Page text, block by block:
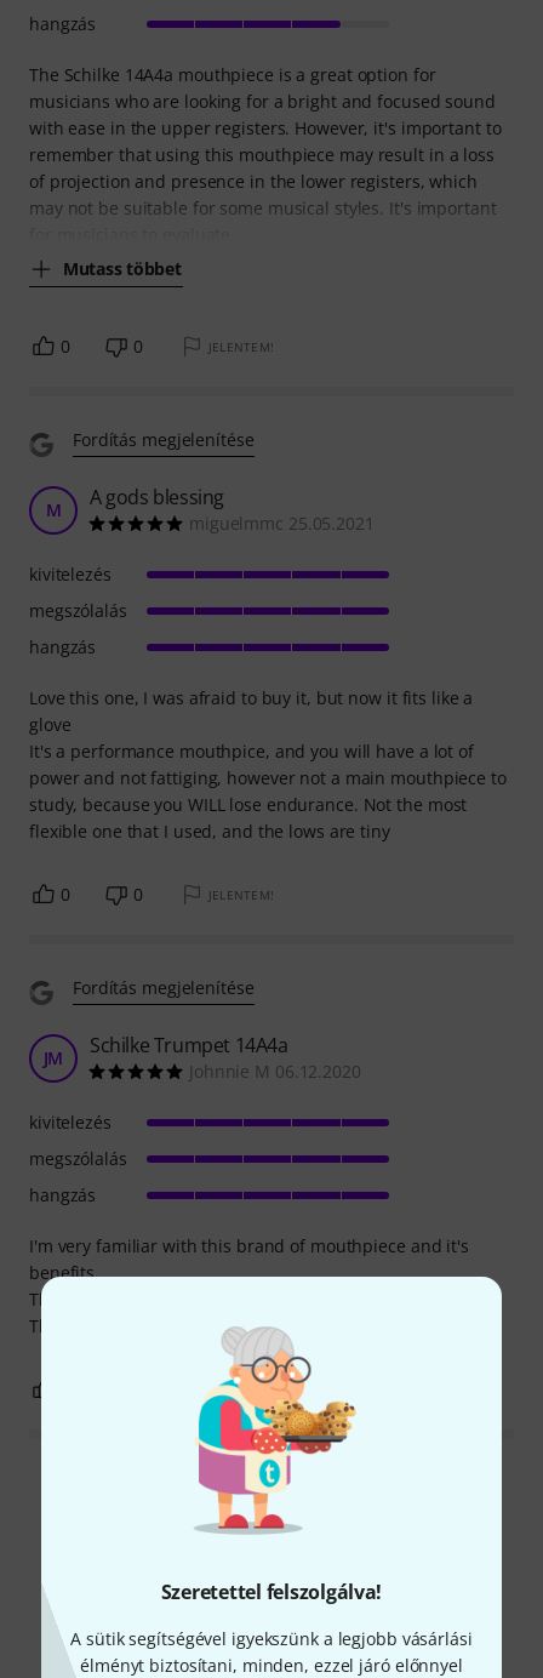
Szeretettel felszolgálva!
A sütik segítségével igyekszünk a legjobb vásárlási
élményt biztosítani, minden, ezzel járó előnnyel
The Schilke 14A4a mouthpiece is a great option for
musicians who are looking for a bright and focused sound
with ease in the upper registers. However, it's important to
remember that using this mouthpiece may result in a loss
of projection and presence in the lower registers, which
may not be suitable for some musical styles. It's important
Mutass többet
hangzás
0 0 JELENTEM!
Fordítás megjelenítése
M A gods blessing
miguelmmc 25.05.2021
Love this one, I was afraid to buy it, but now it fits like a
glove
It's a performance mouthpice, and you will have a lot of
power and not fattiging, however not a main mouthpiece to
study, because you WILL lose endurance. Not the most
flexible one that I used, and the lows are tiny
kivitelezés
megszólalás
hangzás
0 0 JELENTEM!
Fordítás megjelenítése
JM Schilke Trumpet 14A4a
Johnnie M 06.12.2020
I'm very familiar with this brand of mouthpiece and it's
benefits.
The price is very competitive and the service, from
Thomann is excellent.
kivitelezés
megszólalás
hangzás
JELENTEM!
Összes értékelés olvasása
Tudtad?
Mind Videók Kalauz Letöltések